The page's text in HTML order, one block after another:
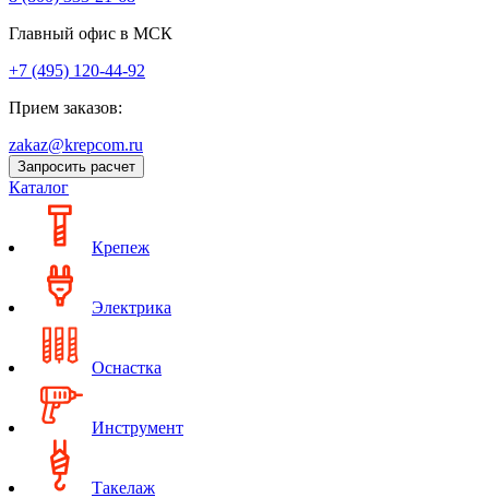
Главный офис в МСК
+7 (495) 120-44-92
Прием заказов:
zakaz@krepcom.ru
Запросить расчет
Каталог
Крепеж
Электрика
Оснастка
Инструмент
Такелаж